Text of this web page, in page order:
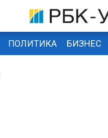
ПОЛИТИКА БИЗНЕС